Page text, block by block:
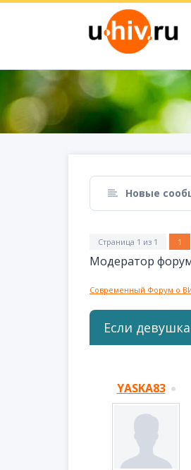
Новые
Страница 1 из 1 1
Модератор
Современный Форум о
Если
YASKA83